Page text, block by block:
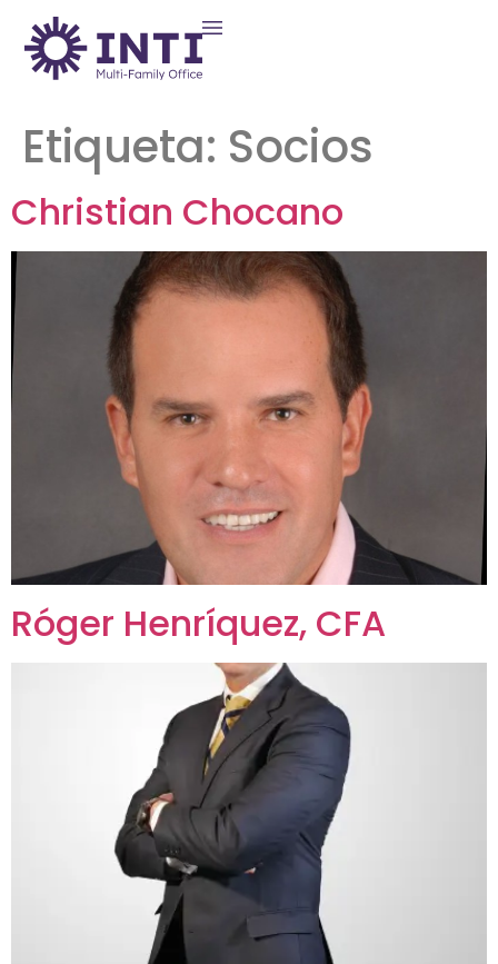
Etiqueta: Socios
Christian Chocano
Róger Henríquez, CFA